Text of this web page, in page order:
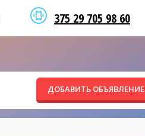
375 29 705 98 60
ДОБАВИТЬ ОБЪЯВЛЕНИЕ